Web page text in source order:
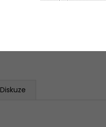
Diskuze